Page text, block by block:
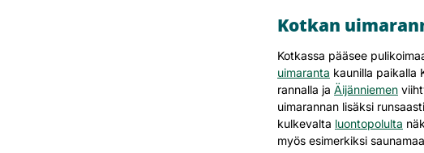
Kotkan
Kotkassa pääsee
uimaranta kaunilla paikalla
rannalla ja Äijänniemen
uimarannan lisäksi
kulkevalta luontopolulta
myös esimerkiksi